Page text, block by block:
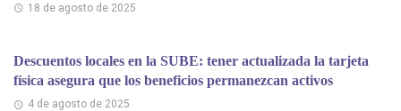
18 de agosto de 2025
Descuentos locales en la SUBE: tener actualizada la tarjeta
física asegura que los beneficios permanezcan activos
4 de agosto de 2025